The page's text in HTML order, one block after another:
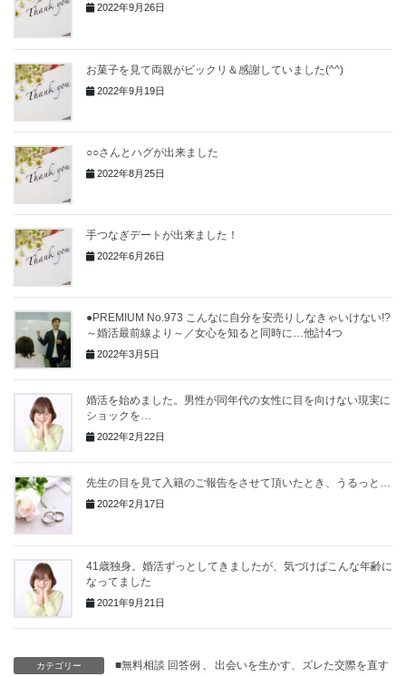
2022年9月26日
お菓子を見て両親がビックリ＆感謝していました(^^)
2022年9月19日
○○さんとハグが出来ました
2022年8月25日
手つなぎデートが出来ました！
2022年6月26日
●PREMIUM No.973 こんなに自分を安売りしなきゃいけない!?
～婚活最前線より～／女心を知ると同時に…他計4つ
2022年3月5日
婚活を始めました。男性が同年代の女性に目を向けない現実に
ショックを…
2022年2月22日
先生の目を見て入籍のご報告をさせて頂いたとき、うるっと…
2022年2月17日
41歳独身。婚活ずっとしてきましたが、気づけばこんな年齢に
なってました
2021年9月21日
カテゴリー ■無料相談 回答例 、
出会いを生かす、ズレた交際を直す